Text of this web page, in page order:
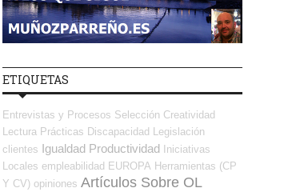
ETIQUETAS
Entrevistas y Procesos Selección Creatividad
Lectura Prácticas Discapacidad
Legislación
clientes Igualdad Productividad Iniciativas
Locales empleabilidad EUROPA Herramientas (CP
Y CV) opiniones Artículos Sobre OL